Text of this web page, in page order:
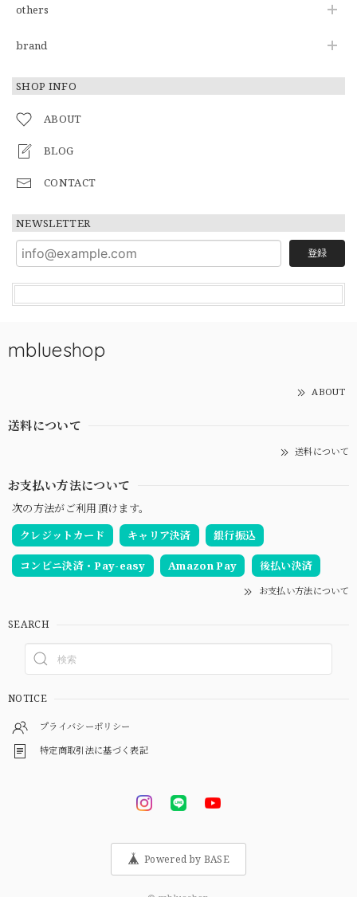
others
brand
SHOP INFO
ABOUT
BLOG
CONTACT
NEWSLETTER
登録
mblueshop
ABOUT
送料について
送料について
お支払い方法について
次の方法がご利用頂けます。
クレジットカード
キャリア決済 銀行振込
コンビニ決済・Pay-easy Amazon Pay 後払い決済
お支払い方法について
SEARCH
NOTICE
プライバシーポリシー
特定商取引法に基づく表記
Powered by BASE